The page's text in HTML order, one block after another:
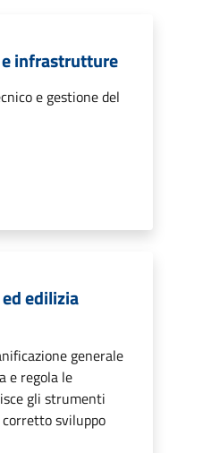
infrastrutture
e gestione del
edilizia
generale
e regola le
gli strumenti
sviluppo